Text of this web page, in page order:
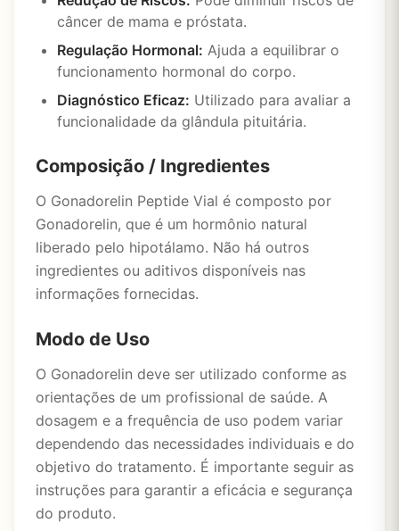
câncer de mama e próstata.
Regulação Hormonal: Ajuda a equilibrar o
funcionamento hormonal do corpo.
Diagnóstico Eficaz: Utilizado para avaliar a
funcionalidade da glândula pituitária.
Composição / Ingredientes
O Gonadorelin Peptide Vial é composto por
Gonadorelin, que é um hormônio natural
liberado pelo hipotálamo. Não há outros
ingredientes ou aditivos disponíveis nas
informações fornecidas.
Modo de Uso
O Gonadorelin deve ser utilizado conforme as
orientações de um profissional de saúde. A
dosagem e a frequência de uso podem variar
dependendo das necessidades individuais e do
objetivo do tratamento. É importante seguir as
instruções para garantir a eficácia e segurança
do produto.